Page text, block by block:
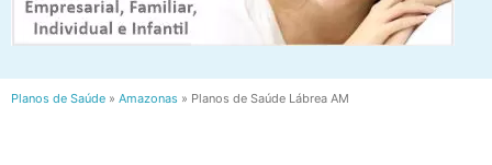
Planos de Saúde » Amazonas » Planos de Saúde Lábrea AM